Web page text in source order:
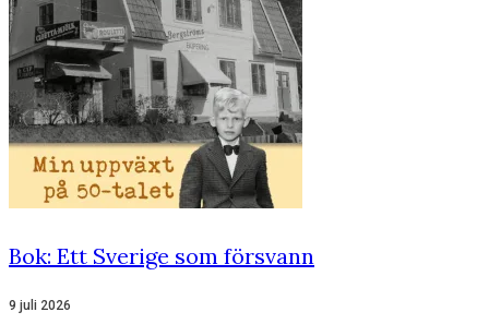
Bok: Ett Sverige som försvann
9 juli 2026